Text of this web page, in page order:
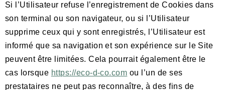
Si l’Utilisateur refuse l’enregistrement de Cookies dans
son terminal ou son navigateur, ou si l’Utilisateur
supprime ceux qui y sont enregistrés, l’Utilisateur est
informé que sa navigation et son expérience sur le Site
peuvent être limitées. Cela pourrait également être le
cas lorsque https://eco-d-co.com ou l’un de ses
prestataires ne peut pas reconnaître, à des fins de